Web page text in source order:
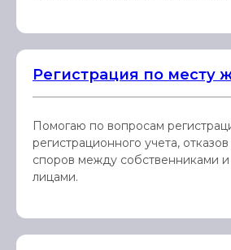
Регистрация по месту
Помогаю по вопросам
регистрационного учета,
споров между собственниками
лицами.